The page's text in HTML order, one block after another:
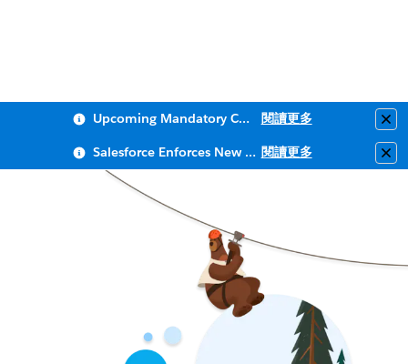
Upcoming Mandatory Changes to Public Key Infrastructure (PKI) 閱讀更多
Salesforce Enforces New Security Requirements in Summer 2026 閱讀更多